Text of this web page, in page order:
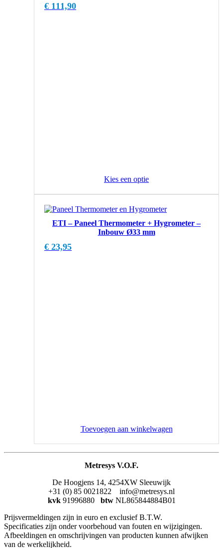
€ 111,90
Kies een optie
ETI – Paneel Thermometer + Hygrometer –
Inbouw Ø33 mm
€ 23,95
Toevoegen aan winkelwagen
Metresys V.O.F.
De Hoogjens 14, 4254XW Sleeuwijk
+31 (0) 85 0021822 info@metresys.nl
kvk 91996880 btw NL865844884B01
Prijsvermeldingen zijn in euro en exclusief B.T.W.
Specificaties zijn onder voorbehoud van fouten en wijzigingen.
Afbeeldingen en omschrijvingen van producten kunnen afwijken
van de werkelijkheid.